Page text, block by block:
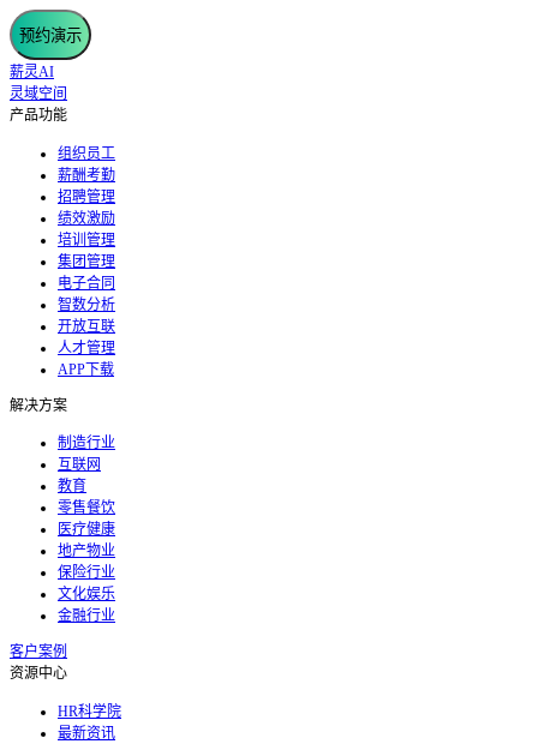
预约演示
薪灵AI
灵域空间
产品功能
组织员工
薪酬考勤
招聘管理
绩效激励
培训管理
集团管理
电子合同
智数分析
开放互联
人才管理
APP下载
解决方案
制造行业
互联网
教育
零售餐饮
医疗健康
地产物业
保险行业
文化娱乐
金融行业
客户案例
资源中心
HR科学院
最新资讯